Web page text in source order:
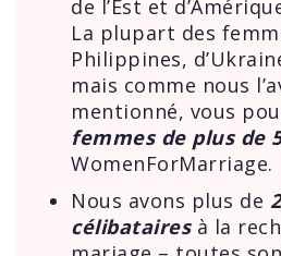
de l’Est et
La plupart des
Philippines,
mais comme nous
mentionné, vous
femmes de plus de
WomenForMarriage.
Nous avons plus de
célibatairesà la